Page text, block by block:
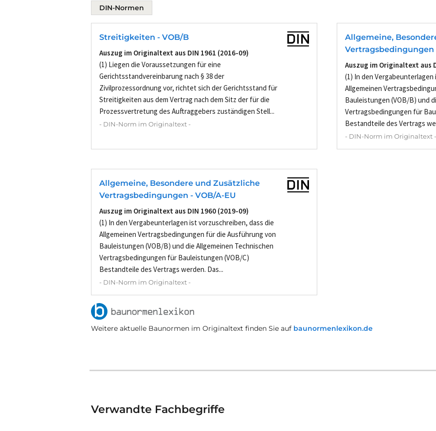
DIN-Normen
Streitigkeiten - VOB/B
Auszug im Originaltext aus DIN 1961 (2016-09)
(1) Liegen die Voraussetzungen für eine
Gerichtsstandvereinbarung nach § 38 der
Zivilprozessordnung vor, richtet sich der Gerichtsstand für
Streitigkeiten aus dem Vertrag nach dem Sitz der für die
Prozessvertretung des Auftraggebers zuständigen Stell...
- DIN-Norm im Originaltext -
Allgemeine,
Vertragsbedingungen
Auszug im Originaltext aus
(1) In den
Allgemeinen
Bauleistungen (VOB/B) und
Vertragsbedingungen für
Bestandteile des Vertrags
- DIN-Norm im Originaltext -
Allgemeine, Besondere und Zusätzliche
Vertragsbedingungen - VOB/A-EU
Auszug im Originaltext aus DIN 1960 (2019-09)
(1) In den Vergabeunterlagen ist vorzuschreiben, dass die
Allgemeinen Vertragsbedingungen für die Ausführung von
Bauleistungen (VOB/B) und die Allgemeinen Technischen
Vertragsbedingungen für Bauleistungen (VOB/C)
Bestandteile des Vertrags werden. Das...
- DIN-Norm im Originaltext -
Weitere aktuelle Baunormen im Originaltext finden Sie auf baunormenlexikon.de
Verwandte Fachbegriffe